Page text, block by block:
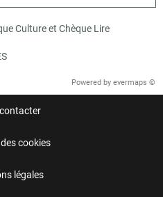
Culture et Chèque Lire
Powered by evermaps ©
cookies
légales